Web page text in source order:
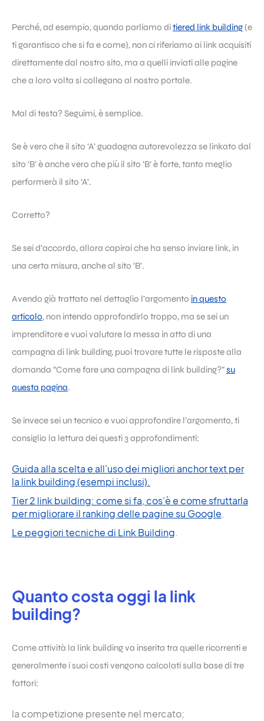
Perché, ad esempio, quando parliamo ditiered link building(e
ti garantisco che si fa e come), non ci riferiamo ai link acquisiti
direttamente dal nostro sito, ma a quelli inviati alle pagine
che a loro volta si collegano al nostro portale.
Mal di testa? Seguimi, è semplice.
Se è vero che il sito ‘A’ guadagna autorevolezza se linkato dal
sito ‘B’ è anche vero che più il sito ‘B’ è forte, tanto meglio
performerà il sito ‘A’.
Corretto?
Se sei d’accordo, allora capirai che ha senso inviare link, in
una certa misura, anche al sito ‘B’.
Avendo già trattato nel dettaglio l’argomento in questo
articolo, non intendo approfondirlo troppo, ma se sei un
imprenditore e vuoi valutare la messa in atto di una
campagna di link building, puoi trovare tutte le risposte alla
domanda “Come fare una campagna di link building?”su
questa pagina.
Se invece sei un tecnico e vuoi approfondire l’argomento, ti
consiglio la lettura dei questi 3 approfondimenti:
Guida alla scelta e all’uso dei migliori anchor text per
la link building (esempi inclusi).
Tier 2 link building: come si fa, cos’è e come sfruttarla
per migliorare il ranking delle pagine su Google.
Le peggiori tecniche di Link Building.
Quanto costa oggi la link
building?
Come attività la link buildingva inserita tra quelle ricorrenti e
generalmente i suoi costi vengono calcolati sulla base di tre
fattori:
la competizione presente nel mercato;